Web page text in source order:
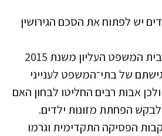
יש לפתוח את הסכם הגירושין
הפסיקה העדכנית של בית המשפט העליון משנת 2015
של בתי־המשפט לענייני
אבות רבים החליטו לבחון האם
הפחתת מזונות ילדים.
הפסיקה התקדימית וגרמו